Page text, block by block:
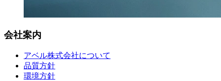
会社案内
アベル株式会社について
品質方針
環境方針